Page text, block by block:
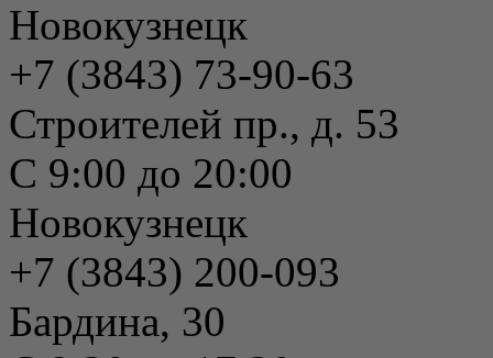
Новокузнецк
+7 (3843) 73-90-63
Строителей пр., д. 53
С 9:00 до 20:00
Новокузнецк
+7 (3843) 200-093
Бардина, 30